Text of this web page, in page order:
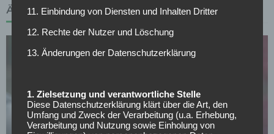
ÄHNLICHE ARTIKEL
SONSTIGES
All or Nothing: Hearts & Schwolow greifen nach
11. Einbindung von Diensten und Inhalten Dritter
12. Rechte der Nutzer und Löschung
13. Änderungen der Datenschutzerklärung
1. Zielsetzung und verantwortliche Stelle
Diese Datenschutzerklärung klärt über die Art, den
Umfang und Zweck der Verarbeitung (u.a. Erhebung,
Verarbeitung und Nutzung sowie Einholung von